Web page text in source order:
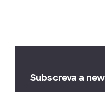
Subscreva a